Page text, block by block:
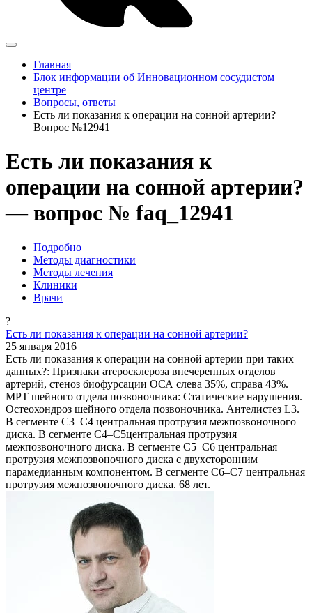
Главная
Блок информации об Инновационном сосудистом
центре
Вопросы, ответы
Есть ли показания к операции на сонной артерии?
Вопрос №12941
Есть ли показания к
операции на сонной артерии?
— вопрос № faq_12941
Подробно
Методы диагностики
Методы лечения
Клиники
Врачи
?
Есть ли показания к операции на сонной артерии?
25 января 2016
Есть ли показания к операции на сонной артерии при таких
данных?: Признаки атеросклероза внечерепных отделов
артерий, стеноз биофурсации ОСА слева 35%, справа 43%.
МРТ шейного отдела позвоночника: Статические нарушения.
Остеохондроз шейного отдела позвоночника. Антелистез L3.
В сегменте С3–С4 центральная протрузия межпозвоночного
диска. В сегменте С4–С5центральная протрузия
межпозвоночного диска. В сегменте С5–С6 центральная
протрузия межпозвоночного диска с двухсторонним
парамедианным компонентом. В сегменте С6–С7 центральная
протрузия межпозвоночного диска. 68 лет.